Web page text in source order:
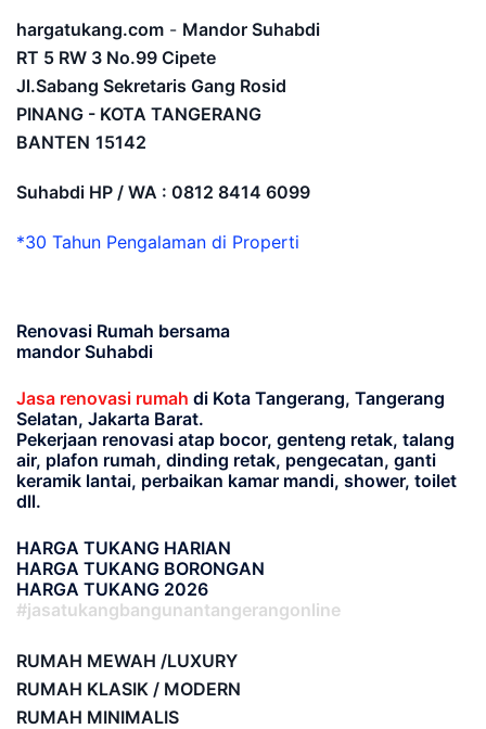
hargatukang.com - Mandor Suhabdi
RT 5 RW 3 No.99 Cipete
Jl.Sabang Sekretaris Gang Rosid
PINANG - KOTA TANGERANG
BANTEN 15142
Suhabdi HP / WA : 0812 8414 6099
*30 Tahun Pengalaman di Properti
Renovasi Rumah bersama
mandor Suhabdi
Jasa renovasi rumah di Kota Tangerang, Tangerang
Selatan, Jakarta Barat.
Pekerjaan renovasi atap bocor, genteng retak, talang
air, plafon rumah, dinding retak, pengecatan, ganti
keramik lantai, perbaikan kamar mandi, shower, toilet
dll.
HARGA TUKANG HARIAN
HARGA TUKANG BORONGAN
HARGA TUKANG 2026
#jasatukangbangunantangerangonline
RUMAH MEWAH /LUXURY
RUMAH KLASIK / MODERN
RUMAH MINIMALIS